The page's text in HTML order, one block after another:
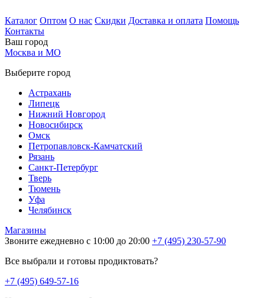
Каталог Оптом О нас Скидки Доставка и оплата Помощь
Контакты
Ваш город
Москва и МО
Выберите город
Астрахань
Липецк
Нижний Новгород
Новосибирск
Омск
Петропавловск-Камчатский
Рязань
Санкт-Петербург
Тверь
Тюмень
Уфа
Челябинск
Магазины
Звоните ежедневно с 10:00 до 20:00 +7 (495) 230-57-90
Все выбрали и готовы продиктовать?
+7 (495) 649-57-16